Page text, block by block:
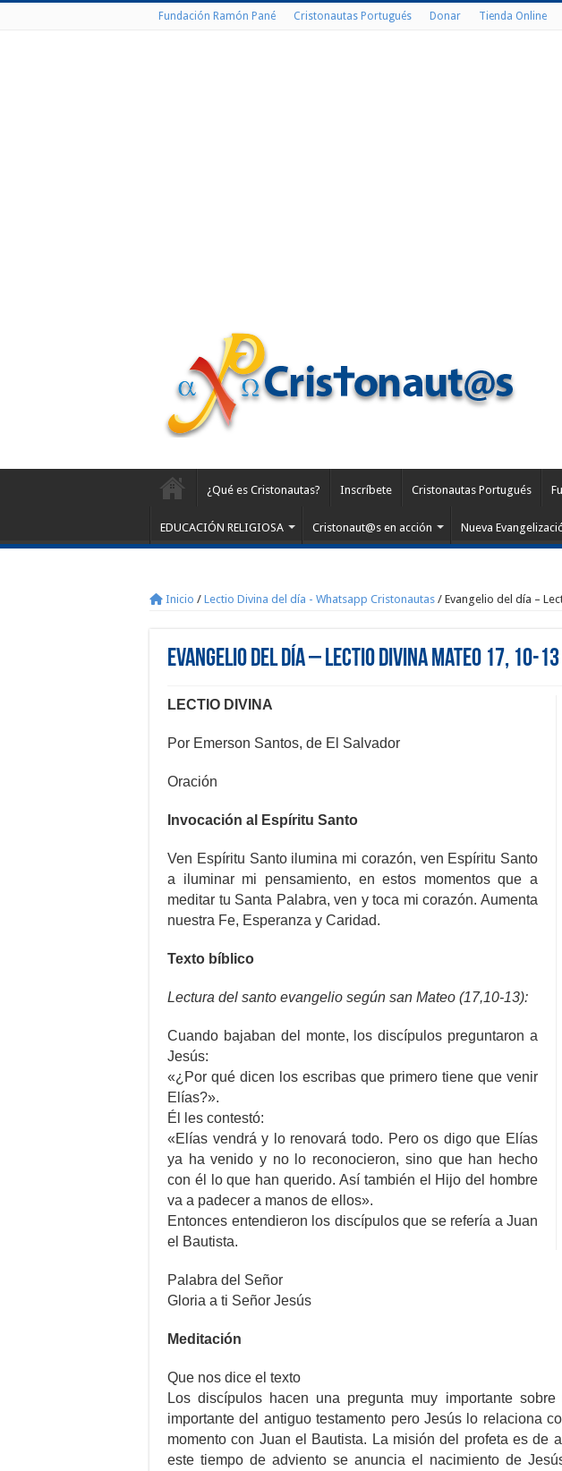
Fundación Ramón Pané Cristonautas Portugués Donar Tienda Online
¿Qué es Cristonautas? Inscríbete Cristonautas Portugués
EDUCACIÓN RELIGIOSA Cristonaut@s en acción Nueva
Inicio / Lectio Divina del día - Whatsapp Cristonautas / Evangelio del día –
Evangelio del día – Lectio Divina Mateo 17, 10-13
LECTIO DIVINA
Por Emerson Santos, de El Salvador
Oración
Invocación al Espíritu Santo
Ven Espíritu Santo ilumina mi corazón, ven Espíritu Santo
a iluminar mi pensamiento, en estos momentos que a
meditar tu Santa Palabra, ven y toca mi corazón. Aumenta
nuestra Fe, Esperanza y Caridad.
Texto bíblico
Lectura del santo evangelio según san Mateo (17,10-13):
Cuando bajaban del monte, los discípulos preguntaron a
Jesús:
«¿Por qué dicen los escribas que primero tiene que venir
Elías?».
Él les contestó:
«Elías vendrá y lo renovará todo. Pero os digo que Elías
ya ha venido y no lo reconocieron, sino que han hecho
con él lo que han querido. Así también el Hijo del hombre
va a padecer a manos de ellos».
Entonces entendieron los discípulos que se refería a Juan
el Bautista.
Palabra del Señor
Gloria a ti Señor Jesús
Meditación
Que nos dice el texto
Los discípulos hacen una pregunta muy importante
importante del antiguo testamento pero Jesús lo relaciona
momento con Juan el Bautista. La misión del profeta es de
este tiempo de adviento se anuncia el nacimiento de